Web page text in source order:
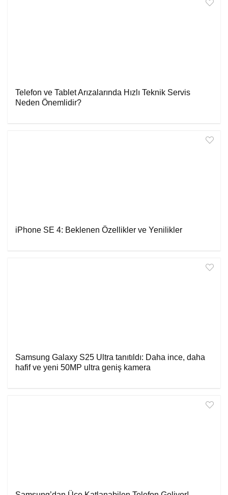
Telefon ve Tablet Arızalarında Hızlı Teknik Servis
Neden Önemlidir?
iPhone SE 4: Beklenen Özellikler ve Yenilikler
Samsung Galaxy S25 Ultra tanıtıldı: Daha ince, daha
hafif ve yeni 50MP ultra geniş kamera